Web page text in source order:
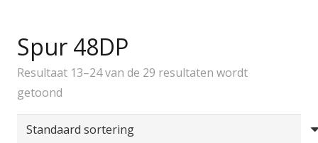
Spur 48DP
Resultaat 13–24 van de 29 resultaten wordt
getoond